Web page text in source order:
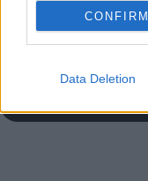
CONFIRM
Data Deletion
COMMENTS